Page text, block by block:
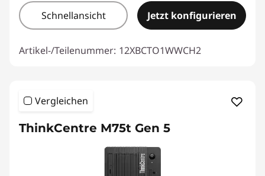
Schnellansicht Jetzt konfigurieren
Artikel-/Teilenummer: 12XBCTO1WWCH2
Vergleichen
ThinkCentre M75t Gen 5